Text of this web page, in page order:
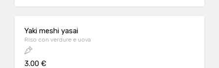
Yaki meshi yasai
Riso con verdure e uova
3.00 €